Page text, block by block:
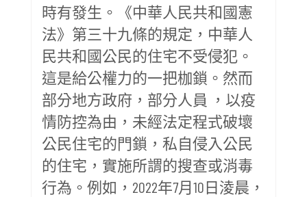
時有發生。《中華人民共和國憲
法》第三十九條的規定，中華人
民共和國公民的住宅不受侵犯。
這是給公權力的一把枷鎖。然而
部分地方政府，部分人員 ，以疫
情防控為由，未經法定程式破壞
公民住宅的門鎖，私自侵入公民
的住宅，實施所謂的搜查或消毒
行為。例如，2022年7月10日淩晨，